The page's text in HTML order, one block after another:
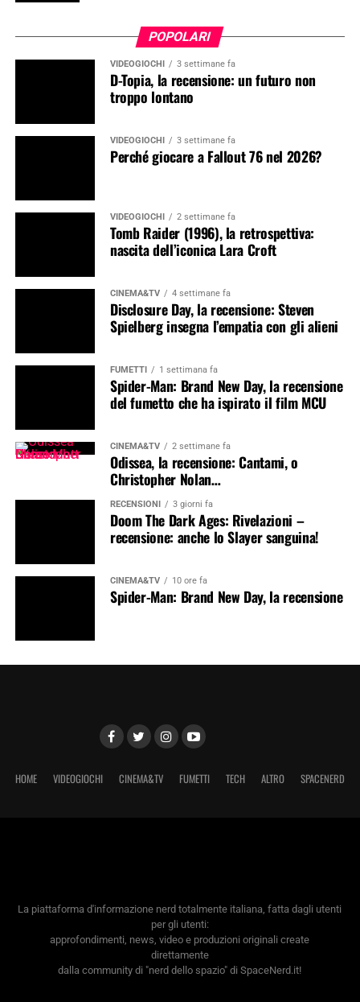
POPOLARI
VIDEOGIOCHI 3 settimane fa
D-Topia, la recensione: un futuro non
troppo lontano
VIDEOGIOCHI 3 settimane fa
Perché giocare a Fallout 76 nel 2026?
VIDEOGIOCHI 2 settimane fa
Tomb Raider (1996), la retrospettiva:
nascita dell’iconica Lara Croft
CINEMA&TV 4 settimane fa
Disclosure Day, la recensione: Steven
Spielberg insegna l’empatia con gli alieni
FUMETTI 1 settimana fa
Spider-Man: Brand New Day, la recensione
del fumetto che ha ispirato il film MCU
CINEMA&TV 2 settimane fa
Odissea, la recensione: Cantami, o
Christopher Nolan…
RECENSIONI 3 giorni fa
Doom The Dark Ages: Rivelazioni –
recensione: anche lo Slayer sanguina!
CINEMA&TV 10 ore fa
Spider-Man: Brand New Day, la recensione
HOME VIDEOGIOCHI CINEMA&TV FUMETTI TECH ALTRO SPACENERD
La piattaforma d'informazione nerd totalmente italiana, fatta dagli utenti
per gli utenti:
approfondimenti, news, video e produzioni originali create
direttamente
dalla community di "nerd dello spazio" di SpaceNerd.it!